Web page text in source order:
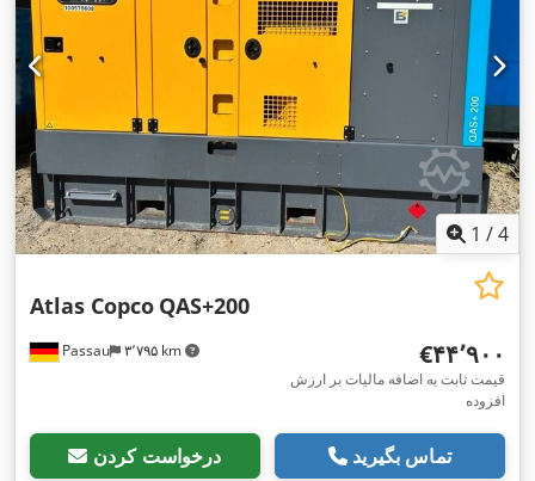
1 /4
Passau ۳٬۷۹۵ km
Atlas Copco QAS+200
‎€۴۴٬۹۰۰
قیمت ثابت به اضافه مالیات بر ارزش
افزوده
درخواست کردن تماس بگیرید